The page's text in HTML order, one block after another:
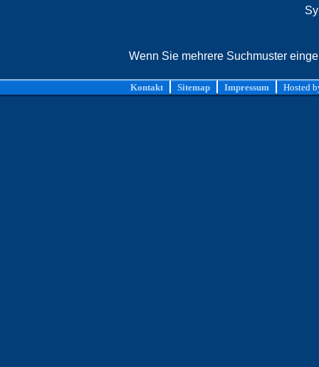
Wenn Sie mehrere Suchmuster
Kontakt Sitemap Impressum Hosted